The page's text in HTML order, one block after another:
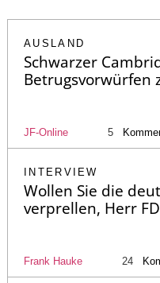
AUSLAND
Schwarzer
Betrugsvorwürfen
JF-Online 5
INTERVIEW
Wollen Sie die
verprellen, Herr
Frank Hauke 24